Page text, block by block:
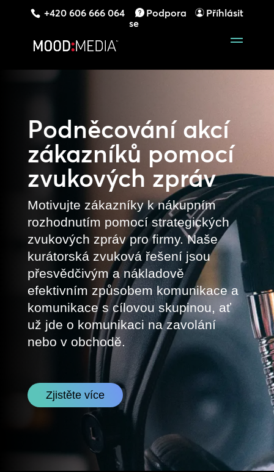
+420 606 666 064 Podpora
Příhlásit
se
Podněcování akcí
zákazníků pomocí
zvukových zpráv
Motivujte zákazníky k nákupním
rozhodnutím pomocí strategických
zvukových zpráv pro firmy. Naše
kurátorská zvuková řešení jsou
přesvědčivým a nákladově
efektivním způsobem komunikace a
komunikace s cílovou skupinou, ať
už jde o komunikaci na zavolání
nebo v obchodě.
Zjistěte více